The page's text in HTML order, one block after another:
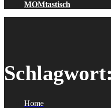
MOMtastisch
Schlagwort:
Home